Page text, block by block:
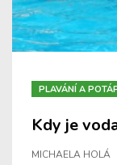
PLAVÁNÍ A
Kdy je
MICHAELA HOLÁ